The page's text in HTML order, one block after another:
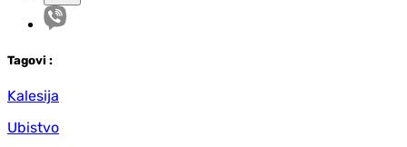
Tagovi :
Kalesija
Ubistvo